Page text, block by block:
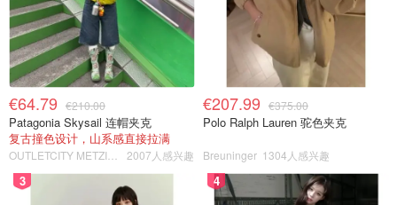
€64.79 €210.00
Patagonia Skysail 连帽夹克
复古撞色设计，山系感直接拉满
2007人感兴趣
€207.99 €375.00
Polo Ralph Lauren 驼色夹克
Breuninger 1304人感兴趣
3 4